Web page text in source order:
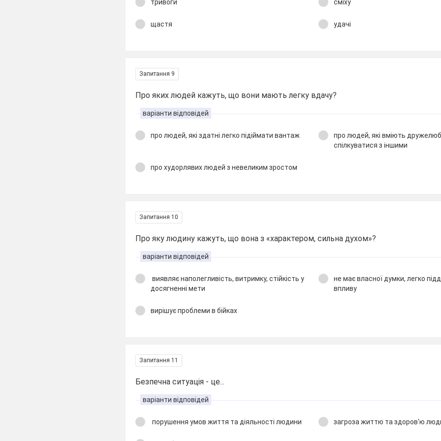
тривоги сміху
щастя удачі
Запитання 9
Про яких людей кажуть, що вони мають легку вдачу?
варіанти відповідей
про людей, які здатні легко підіймати вантаж
про людей, які вміють
спілкуватися з іншими
про худорлявих людей з невеликим зростом
Запитання 10
Про яку людину кажуть, що вона з «характером, сильна духом»?
варіанти відповідей
виявляє наполегливість, витримку, стійкість у
досягненні мети
не має власної думки, легко
впливу
вирішує проблеми в бійках
Запитання 11
Безпечна ситуація - це...
варіанти відповідей
порушення умов життя та діяльності людини загроза життю та здоров'ю